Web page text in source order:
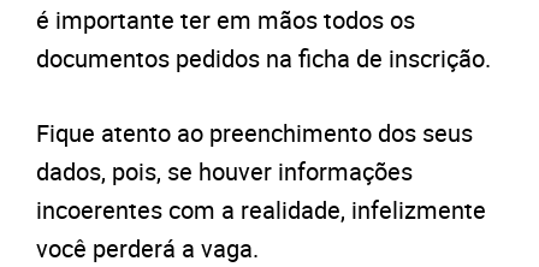
é importante ter em mãos todos os
documentos pedidos na ficha de inscrição.
Fique atento ao preenchimento dos seus
dados, pois, se houver informações
incoerentes com a realidade, infelizmente
você perderá a vaga.